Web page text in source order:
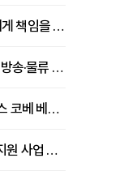
자율주행자동차 사고, 피해자는 누구에게 책임을 물을 수 있을까
바로픽, 라이브커머스 상품 소싱 확대...방송·물류 원스톱 지원 강화
출산·육아 브랜드 400여 곳 참여 킨텍스 코베 베이비페어 개막
조프런티어, 국내 뷰티기업 인도 진출 지원 사업 추진